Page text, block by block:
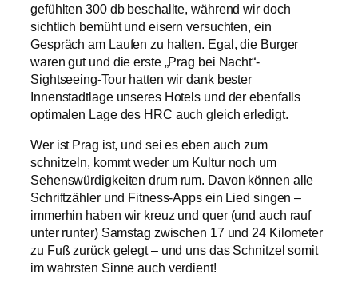
gefühlten 300 db beschallte, während wir doch
sichtlich bemüht und eisern versuchten, ein
Gespräch am Laufen zu halten. Egal, die Burger
waren gut und die erste „Prag bei Nacht“-
Sightseeing-Tour hatten wir dank bester
Innenstadtlage unseres Hotels und der ebenfalls
optimalen Lage des HRC auch gleich erledigt.
Wer ist Prag ist, und sei es eben auch zum
schnitzeln, kommt weder um Kultur noch um
Sehenswürdigkeiten drum rum. Davon können alle
Schriftzähler und Fitness-Apps ein Lied singen –
immerhin haben wir kreuz und quer (und auch rauf
unter runter) Samstag zwischen 17 und 24 Kilometer
zu Fuß zurück gelegt – und uns das Schnitzel somit
im wahrsten Sinne auch verdient!